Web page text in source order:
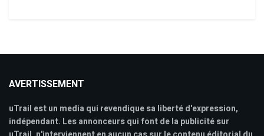
AVERTISSEMENT
uTrail est un media qui revendique sa liberté d'expression,
indépendant. Les annonceurs qui font de la publicité sur